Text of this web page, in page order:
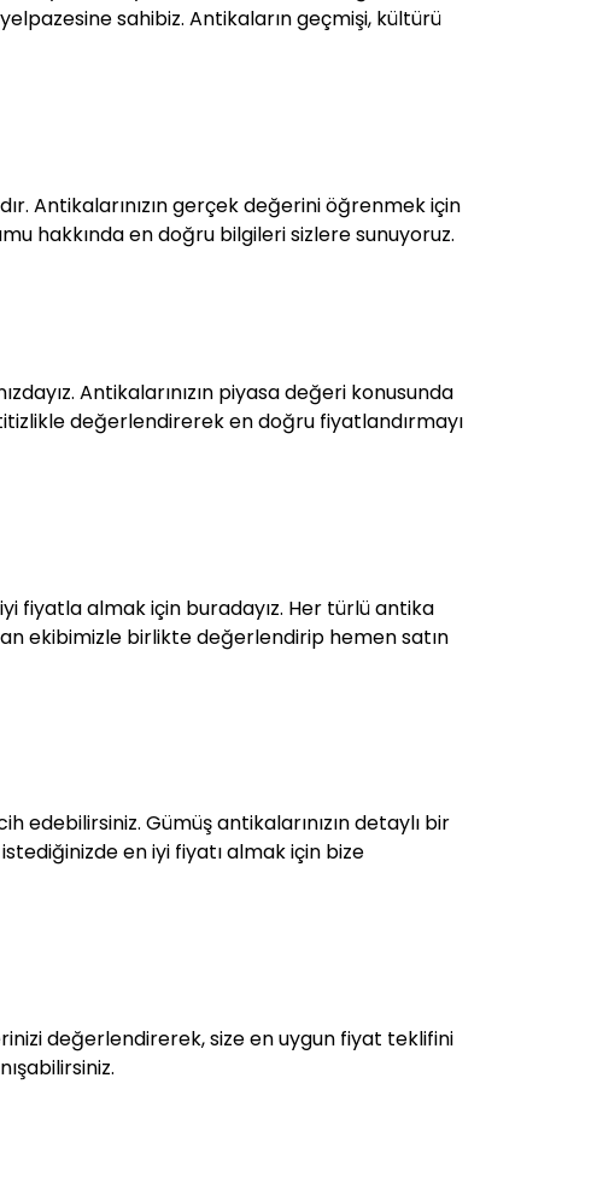
sahibiz. Antikaların geçmişi, kültürü
Antikalarınızın gerçek değerini öğrenmek için
hakkında en doğru bilgileri sizlere sunuyoruz.
Antikalarınızın piyasa değeri konusunda
değerlendirerek en doğru fiyatlandırmayı
fiyatla almak için buradayız. Her türlü antika
ekibimizle birlikte değerlendirip hemen satın
edebilirsiniz. Gümüş antikalarınızın detaylı bir
en iyi fiyatı almak için bize
değerlendirerek, size en uygun fiyat teklifini